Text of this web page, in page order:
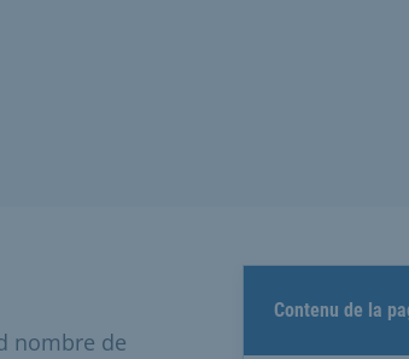
Contenu de la
nombre de